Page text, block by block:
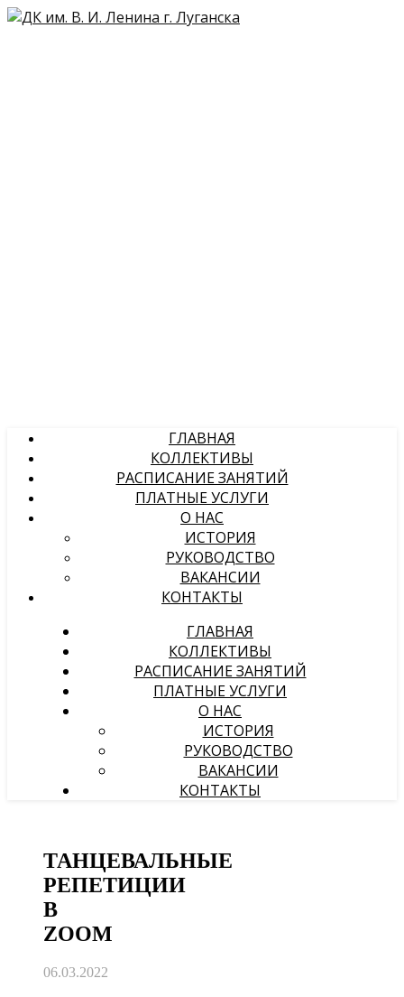
ГЛАВНАЯ
КОЛЛЕКТИВЫ
РАСПИСАНИЕ ЗАНЯТИЙ
ПЛАТНЫЕ УСЛУГИ
О НАС
ИСТОРИЯ
РУКОВОДСТВО
ВАКАНСИИ
КОНТАКТЫ
ГЛАВНАЯ
КОЛЛЕКТИВЫ
РАСПИСАНИЕ ЗАНЯТИЙ
ПЛАТНЫЕ УСЛУГИ
О НАС
ИСТОРИЯ
РУКОВОДСТВО
ВАКАНСИИ
КОНТАКТЫ
ТАНЦЕВАЛЬНЫЕ
РЕПЕТИЦИИ
В
ZOOM
06.03.2022